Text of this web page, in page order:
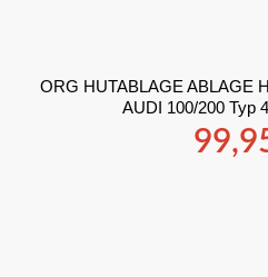
ORG HUTABLAGE ABLAGE
AUDI 100/200 Typ